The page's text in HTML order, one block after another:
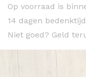
Op voorraad is
14 dagen bedenktijd
Niet goed? Geld